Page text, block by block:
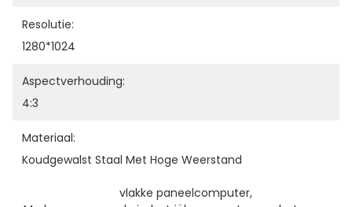
Resolutie:
1280*1024
Aspectverhouding:
4:3
Materiaal:
Koudgewalst Staal Met Hoge Weerstand
vlakke paneelcomputer,